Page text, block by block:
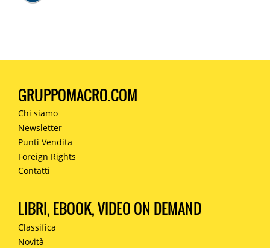
GRUPPOMACRO.COM
Chi siamo
Newsletter
Punti Vendita
Foreign Rights
Contatti
LIBRI, EBOOK, VIDEO ON DEMAND
Classifica
Novità